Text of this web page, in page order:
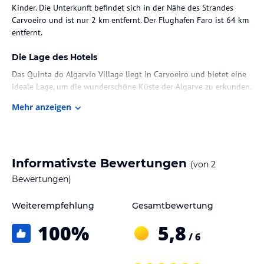
Kinder. Die Unterkunft befindet sich in der Nähe des Strandes
Carvoeiro und ist nur 2 km entfernt. Der Flughafen Faro ist 64 km
entfernt.
Die Lage des Hotels
Das Quinta do Algarvio Village liegt in Carvoeiro und bietet eine
ideale Lage, um die wunderschöne Küste der Algarve zu erkunden.
zum Sonnenbaden und Entspannen ein. In der Umgebung finden
Zimmer / Unterbringung im Hotel
komfortabel eingerichtet. Jedes Zimmer verfügt über Klimaanlage,
Küchenzeile bietet Ihnen die Möglichkeit, Ihre eigenen Mahlzeiten
zuzubereiten, während der Geschirrspüler für eine einfache
Mehr anzeigen
Informativste Bewertungen (von 2
Bewertungen)
Weiterempfehlung
100%
Gesamtbewertung
5,8 / 6